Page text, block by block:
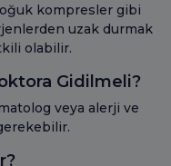
kompresler gibi
uzak durmak
olabilir.
Gidilmeli?
veya alerji ve